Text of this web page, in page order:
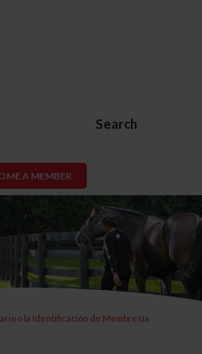
Search
A MEMBER
o la Identificación de Membresía